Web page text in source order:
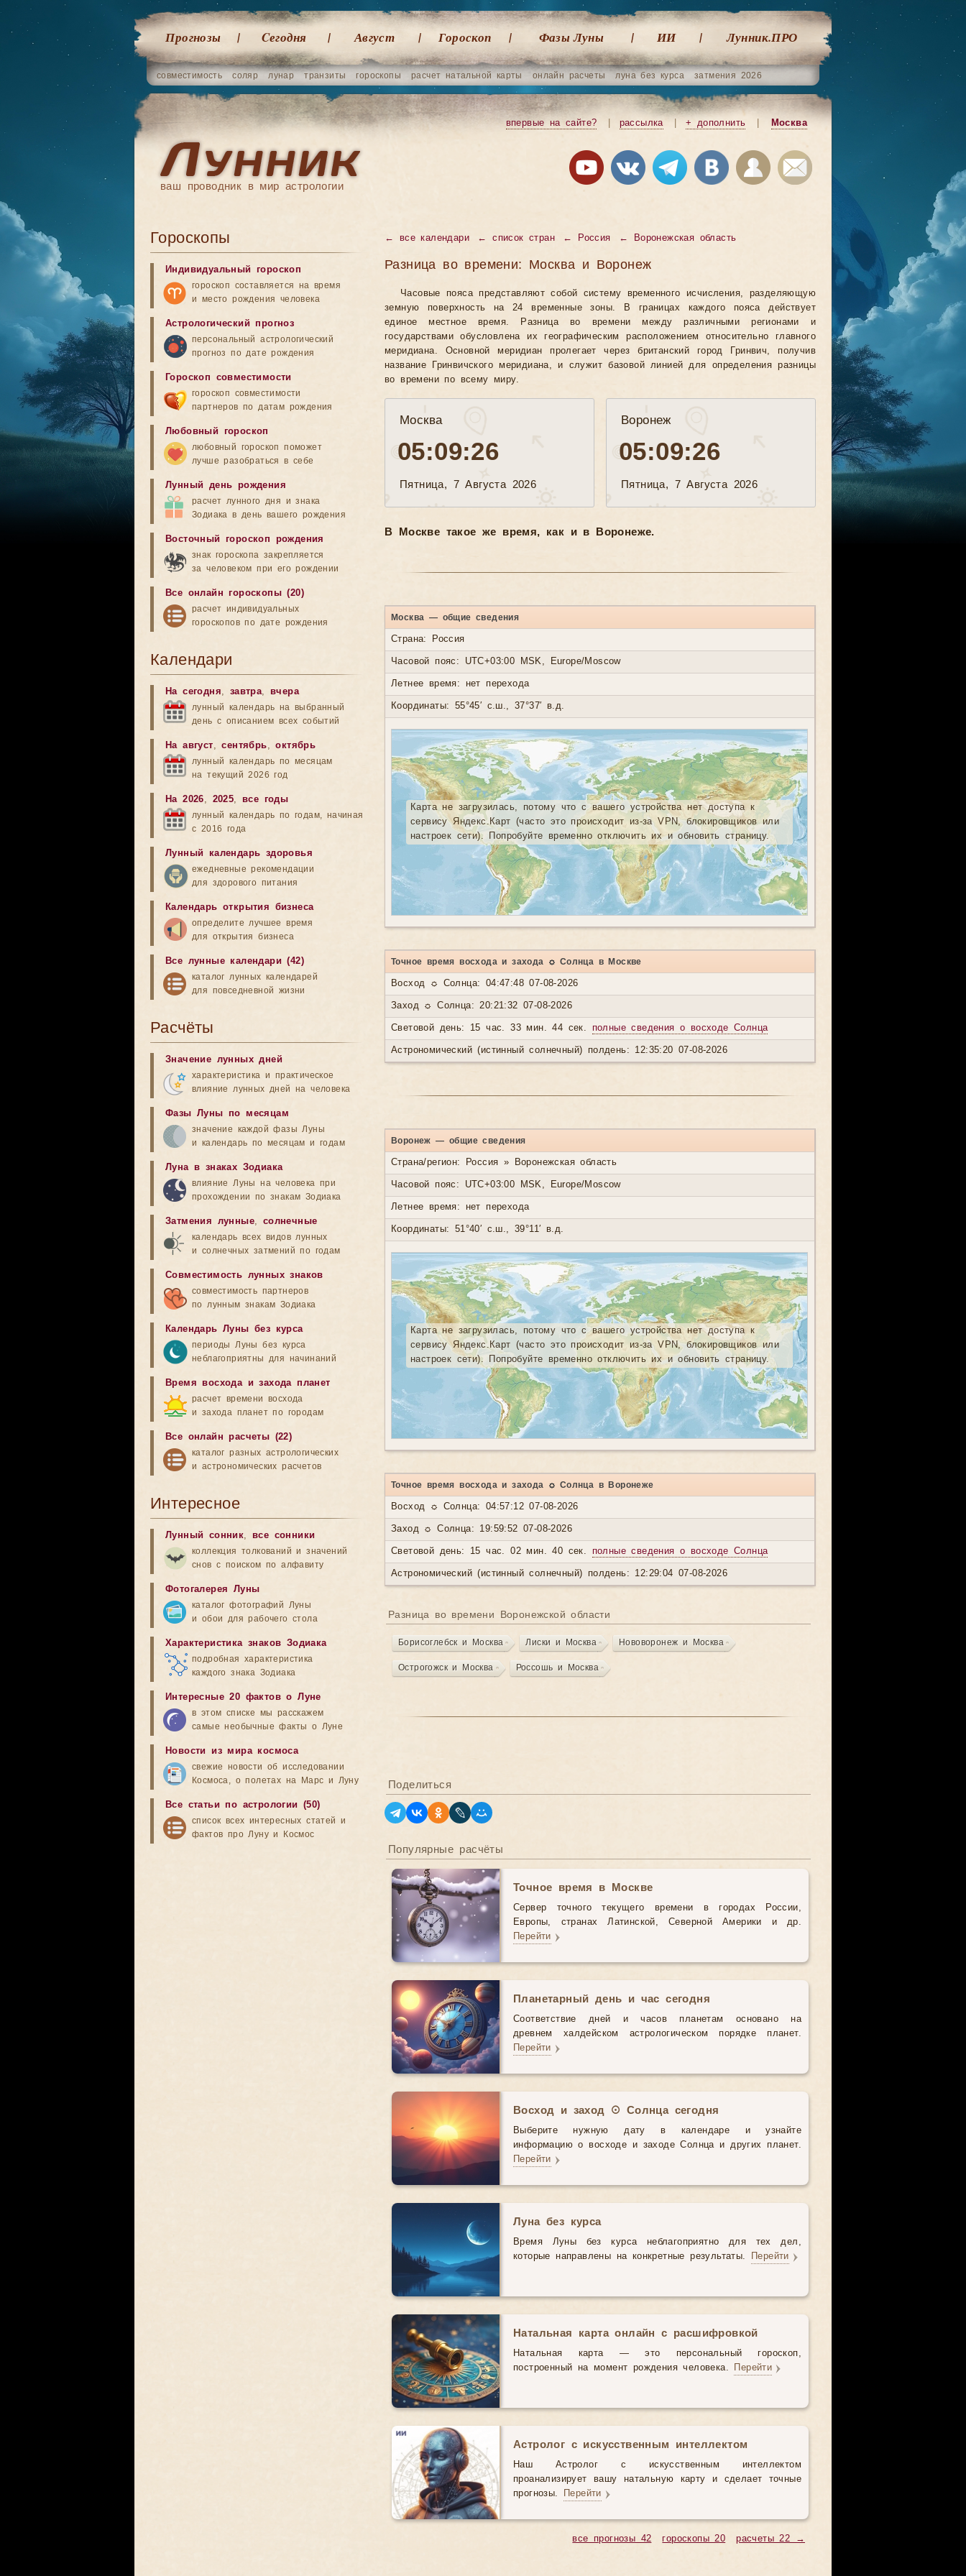
Прогнозы Cегодня Август Гороскоп Фазы Луны ИИ Лунник.ПРО
совместимость соляр лунар транзиты гороскопы расчет натальной карты онлайн расчеты луна без курса затмения 2026
ваш проводник в мир астрологии
впервые на сайте? рассылка + дополнить Москва
← все календари ←список стран ← Россия ← Воронежская область
Разница во времени: Москва и Воронеж
Часовые пояса представляют собой систему временного исчисления, разделяющую
земную поверхность на 24 временные зоны. В границах каждого пояса действует
единое местное время. Разница во времени между различными регионами и
государствами обусловлена их географическим расположением относительно главного
меридиана. Основной меридиан пролегает через британский город Гринвич, получив
название Гринвичского меридиана, и служит базовой линией для определения разницы
во времени по всему миру.
Москва
05:09:28
Пятница, 7 Августа 2026
Воронеж
05:09:28
Пятница, 7 Августа 2026
В Москве такое же время, как и в Воронеже.
Москва — общие сведения
Страна: Россия
Часовой пояс: UTC+03:00 MSK, Europe/Moscow
Летнее время: нет перехода
Координаты: 55°45′ с.ш., 37°37′ в.д.
Карта не загрузилась, потому что с вашего устройства нет доступа к
сервису Яндекс.Карт (часто это происходит из-за VPN, блокировщиков или
настроек сети). Попробуйте временно отключить их и обновить страницу.
Точное время восхода и захода ☼ Солнца в Москве
Восход ☼ Солнца: 04:47:48 07-08-2026
Заход ☼ Солнца: 20:21:32 07-08-2026
Световой день: 15 час. 33 мин. 44 сек. полные сведения о восходе Солнца
Астрономический (истинный солнечный) полдень: 12:35:20 07-08-2026
Воронеж — общие сведения
Страна/регион: Россия » Воронежская область
Часовой пояс: UTC+03:00 MSK, Europe/Moscow
Летнее время: нет перехода
Координаты: 51°40′ с.ш., 39°11′ в.д.
Карта не загрузилась, потому что с вашего устройства нет доступа к
сервису Яндекс.Карт (часто это происходит из-за VPN, блокировщиков или
настроек сети). Попробуйте временно отключить их и обновить страницу.
Точное время восхода и захода ☼ Солнца в Воронеже
Восход ☼ Солнца: 04:57:12 07-08-2026
Заход ☼ Солнца: 19:59:52 07-08-2026
Световой день: 15 час. 02 мин. 40 сек. полные сведения о восходе Солнца
Астрономический (истинный солнечный) полдень: 12:29:04 07-08-2026
Разница во времени Воронежской области
Борисоглебск и Москва Лиски и Москва Нововоронеж и Москва
Острогожск и Москва Россошь и Москва
Поделиться
Популярные расчёты
Точное время в Москве
Сервер точного текущего времени в городах России,
Европы, странах Латинской, Северной Америки и др.
Перейти
Планетарный день и час сегодня
Соответствие дней и часов планетам основано на
древнем халдейском астрологическом порядке планет.
Перейти
Восход и заход ☉ Солнца сегодня
Выберите нужную дату в календаре и узнайте
информацию о восходе и заходе Солнца и других планет.
Перейти
Луна без курса
Время Луны без курса неблагоприятно для тех дел,
которые направлены на конкретные результаты. Перейти
Натальная карта онлайн с расшифровкой
Натальная карта — это персональный гороскоп,
построенный на момент рождения человека. Перейти
Астролог с искусственным интеллектом
Наш Астролог с искусственным интеллектом
проанализирует вашу натальную карту и сделает точные
прогнозы. Перейти
расчеты 22 →
гороскопы 20
все прогнозы 42
Гороскопы
Индивидуальный гороскоп
гороскоп составляется на время
и место рождения человека
Астрологический прогноз
персональный астрологический
прогноз по дате рождения
Гороскоп совместимости
гороскоп совместимости
партнеров по датам рождения
Любовный гороскоп
любовный гороскоп поможет
лучше разобраться в себе
Лунный день рождения
расчет лунного дня и знака
Зодиака в день вашего рождения
Восточный гороскоп рождения
знак гороскопа закрепляется
за человеком при его рождении
Все онлайн гороскопы (20)
расчет индивидуальных
гороскопов по дате рождения
Календари
На сегодня, завтра,вчера
лунный календарь на выбранный
день с описанием всех событий
На август,сентябрь,октябрь
лунный календарь по месяцам
на текущий 2026 год
На 2026, 2025,все годы
лунный календарь по годам, начиная
с 2016 года
Лунный календарь здоровья
ежедневные рекомендации
для здорового питания
Календарь открытия бизнеса
определите лучшее время
для открытия бизнеса
Все лунные календари (42)
каталог лунных календарей
для повседневной жизни
Расчёты
Значение лунных дней
характеристика и практическое
влияние лунных дней на человека
Фазы Луны по месяцам
значение каждой фазы Луны
и календарь по месяцам и годам
Луна в знаках Зодиака
влияние Луны на человека при
прохождении по знакам Зодиака
Затмения лунные, солнечные
календарь всех видов лунных
и солнечных затмений по годам
Совместимость лунных знаков
совместимость партнеров
по лунным знакам Зодиака
Календарь Луны без курса
периоды Луны без курса
неблагоприятны для начинаний
Время восхода и захода планет
расчет времени восхода
и захода планет по городам
Все онлайн расчеты (22)
каталог разных астрологических
и астрономических расчетов
Интересное
Лунный сонник, все сонники
коллекция толкований и значений
снов с поиском по алфавиту
Фотогалерея Луны
каталог фотографий Луны
и обои для рабочего стола
Характеристика знаков Зодиака
подробная характеристика
каждого знака Зодиака
Интересные 20 фактов о Луне
в этом списке мы расскажем
самые необычные факты о Луне
Новости из мира космоса
свежие новости об исследовании
Космоса, о полетах на Марс и Луну
Все статьи по астрологии (50)
список всех интересных статей и
фактов про Луну и Космос